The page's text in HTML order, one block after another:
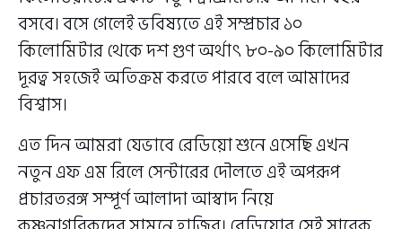
বসবে। বসে গেলেই ভবিষ্যতে এই সম্প্রচার ১০
কিলোমিটার থেকে দশ গুণ অর্থাৎ ৮০-৯০ কিলোমিটার
দূরত্ব সহজেই অতিক্রম করতে পারবে বলে আমাদের
বিশ্বাস।
এত দিন আমরা যেভাবে রেডিয়ো শুনে এসেছি এখন
নতুন এফ এম রিলে সেন্টারের দৌলতে এই অপরূপ
প্রচারতরঙ্গ সম্পূর্ণ আলাদা আস্বাদ নিয়ে